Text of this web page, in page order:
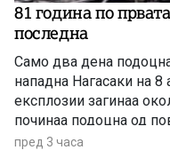
81 година по
последна
Само два дена
нападна Нагасаки на 8
експлозии загинаа
починаа подоцна од
радијација, а зад себе
пред 3 часа